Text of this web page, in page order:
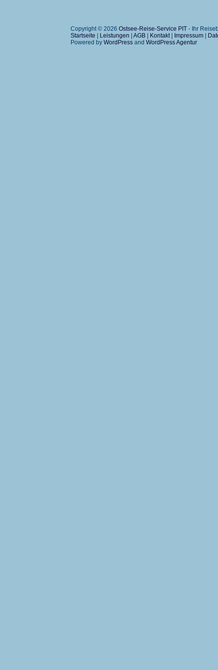
Copyright © 2026 Ostsee-Reise-Service PIT - Ihr
Startseite
Leistungen AGB Kontakt| Impressum
Powered by WordPress and WordPress Agentur